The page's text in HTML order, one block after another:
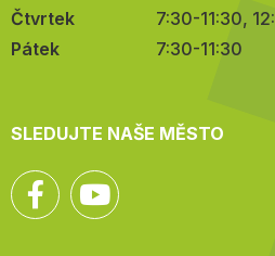
Čtvrtek
7:30-11:30,
Pátek
7:30-11:30
SLEDUJTE NAŠE MĚSTO
Facebook